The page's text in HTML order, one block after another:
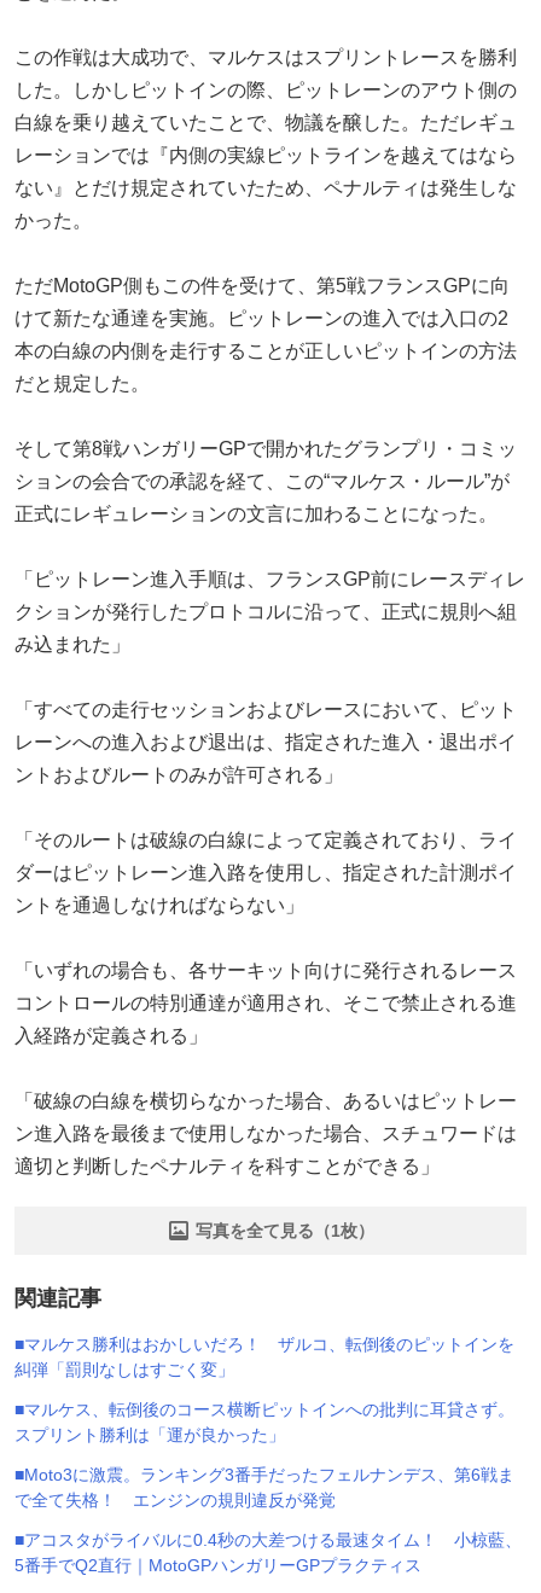
この作戦は大成功で、マルケスはスプリントレースを勝利
した。しかしピットインの際、ピットレーンのアウト側の
白線を乗り越えていたことで、物議を醸した。ただレギュ
レーションでは『内側の実線ピットラインを越えてはなら
ない』とだけ規定されていたため、ペナルティは発生しな
かった。
ただMotoGP側もこの件を受けて、第5戦フランスGPに向
けて新たな通達を実施。ピットレーンの進入では入口の2
本の白線の内側を走行することが正しいピットインの方法
だと規定した。
そして第8戦ハンガリーGPで開かれたグランプリ・コミッ
ションの会合での承認を経て、この“マルケス・ルール”が
正式にレギュレーションの文言に加わることになった。
「ピットレーン進入手順は、フランスGP前にレースディレ
クションが発行したプロトコルに沿って、正式に規則へ組
み込まれた」
「すべての走行セッションおよびレースにおいて、ピット
レーンへの進入および退出は、指定された進入・退出ポイ
ントおよびルートのみが許可される」
「そのルートは破線の白線によって定義されており、ライ
ダーはピットレーン進入路を使用し、指定された計測ポイ
ントを通過しなければならない」
「いずれの場合も、各サーキット向けに発行されるレース
コントロールの特別通達が適用され、そこで禁止される進
入経路が定義される」
「破線の白線を横切らなかった場合、あるいはピットレー
ン進入路を最後まで使用しなかった場合、スチュワードは
適切と判断したペナルティを科すことができる」
写真を全て見る（1枚）
関連記事
■マルケス勝利はおかしいだろ！ ザルコ、転倒後のピットインを
糾弾「罰則なしはすごく変」
■マルケス、転倒後のコース横断ピットインへの批判に耳貸さず。
スプリント勝利は「運が良かった」
■Moto3に激震。ランキング3番手だったフェルナンデス、第6戦ま
で全て失格！ エンジンの規則違反が発覚
■アコスタがライバルに0.4秒の大差つける最速タイム！ 小椋藍、
5番手でQ2直行｜MotoGPハンガリーGPプラクティス